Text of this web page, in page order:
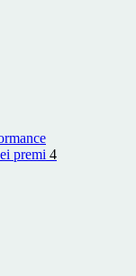
premi 4